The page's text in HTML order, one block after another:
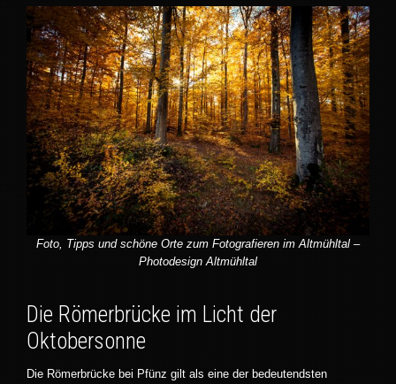
Foto, Tipps und schöne Orte zum Fotografieren im Altmühltal –
Photodesign Altmühltal
Die Römerbrücke im Licht der
Oktobersonne
Die Römerbrücke bei Pfünz gilt als eine der bedeutendsten